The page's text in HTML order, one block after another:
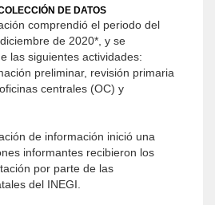
DE DATOS
comprendió el periodo del
de 2020*, y se
las siguientes actividades:
preliminar, revisión primaria
centrales (OC) y
de información inició una
informantes recibieron los
por parte de las
del INEGI.